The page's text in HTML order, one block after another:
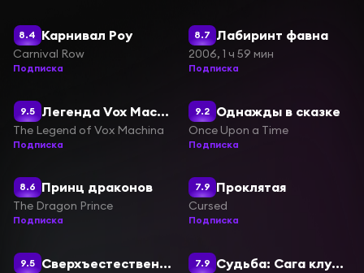
8.4 Карнивал Роу
Carnival Row
Подписка
8.7 Лабиринт фавна
2006, 1 ч 59 мин
Подписка
9.5 Легенда Vox Machina
The Legend of Vox Machina
Подписка
9.2 Однажды в сказке
Once Upon a Time
Подписка
8.6 Принц драконов
The Dragon Prince
Подписка
7.9 Проклятая
Cursed
Подписка
9.5 Сверхъестественное 7.9 Судьба: Сага клуба Винкс